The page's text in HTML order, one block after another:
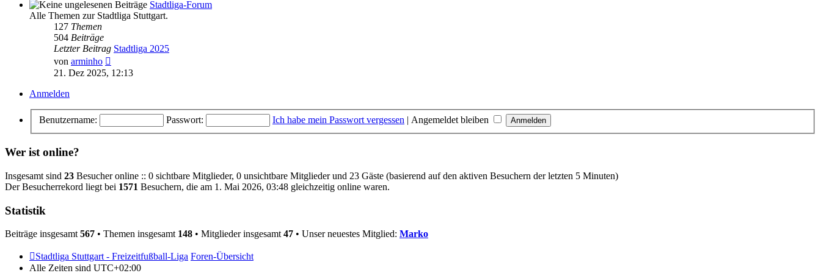
Stadtliga-Forum
Alle Themen zur Stadtliga Stuttgart.
127 Themen
504 Beiträge
Letzter Beitrag Stadtliga 2025
von arminho
Beitrag
21. Dez 2025, 12:13
Anmelden
Benutzername: Passwort: Ich habe mein Passwort vergessen | Angemeldet bleiben
Wer ist online?
Insgesamt sind 23 Besucher online :: 0 sichtbare Mitglieder, 0 unsichtbare Mitglieder und 23 Gäste (basierend auf den aktiven Besuchern der letzten 5 Minuten)
Der Besucherrekord liegt bei 1571 Besuchern, die am 1. Mai 2026, 03:48 gleichzeitig online waren.
Statistik
Beiträge insgesamt 567 • Themen insgesamt 148 • Mitglieder insgesamt 47 • Unser neuestes Mitglied: Marko
Stadtliga Stuttgart - Freizeitfußball-Liga Foren-Übersicht
Alle Zeiten sind UTC+02:00